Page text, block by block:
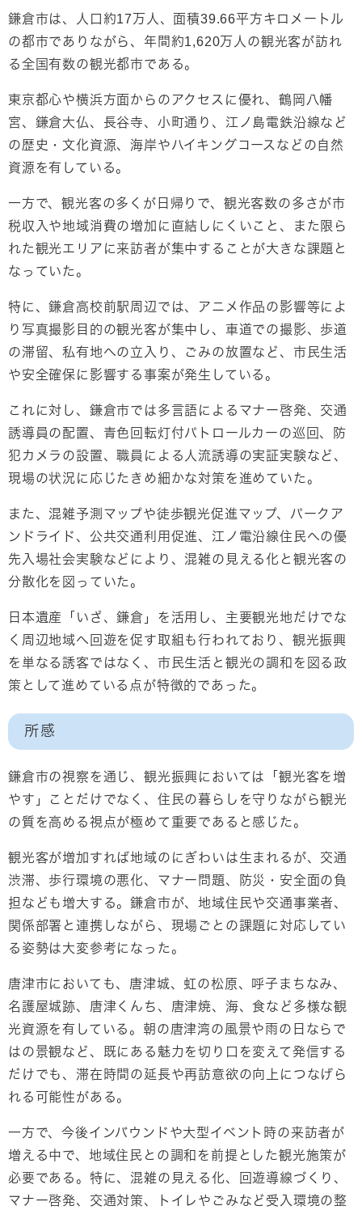
鎌倉市は、人口約17万人、面積39.66平方キロメートル
の都市でありながら、年間約1,620万人の観光客が訪れ
る全国有数の観光都市である。
東京都心や横浜方面からのアクセスに優れ、鶴岡八幡
宮、鎌倉大仏、長谷寺、小町通り、江ノ島電鉄沿線など
の歴史・文化資源、海岸やハイキングコースなどの自然
資源を有している。
一方で、観光客の多くが日帰りで、観光客数の多さが市
税収入や地域消費の増加に直結しにくいこと、また限ら
れた観光エリアに来訪者が集中することが大きな課題と
なっていた。
特に、鎌倉高校前駅周辺では、アニメ作品の影響等によ
り写真撮影目的の観光客が集中し、車道での撮影、歩道
の滞留、私有地への立入り、ごみの放置など、市民生活
や安全確保に影響する事案が発生している。
これに対し、鎌倉市では多言語によるマナー啓発、交通
誘導員の配置、青色回転灯付パトロールカーの巡回、防
犯カメラの設置、職員による人流誘導の実証実験など、
現場の状況に応じたきめ細かな対策を進めていた。
また、混雑予測マップや徒歩観光促進マップ、パークア
ンドライド、公共交通利用促進、江ノ電沿線住民への優
先入場社会実験などにより、混雑の見える化と観光客の
分散化を図っていた。
日本遺産「いざ、鎌倉」を活用し、主要観光地だけでな
く周辺地域へ回遊を促す取組も行われており、観光振興
を単なる誘客ではなく、市民生活と観光の調和を図る政
策として進めている点が特徴的であった。
所感
鎌倉市の視察を通じ、観光振興においては「観光客を増
やす」ことだけでなく、住民の暮らしを守りながら観光
の質を高める視点が極めて重要であると感じた。
観光客が増加すれば地域のにぎわいは生まれるが、交通
渋滞、歩行環境の悪化、マナー問題、防災・安全面の負
担なども増大する。鎌倉市が、地域住民や交通事業者、
関係部署と連携しながら、現場ごとの課題に対応してい
る姿勢は大変参考になった。
唐津市においても、唐津城、虹の松原、呼子まちなみ、
名護屋城跡、唐津くんち、唐津焼、海、食など多様な観
光資源を有している。朝の唐津湾の風景や雨の日ならで
はの景観など、既にある魅力を切り口を変えて発信する
だけでも、滞在時間の延長や再訪意欲の向上につなげら
れる可能性がある。
一方で、今後インバウンドや大型イベント時の来訪者が
増える中で、地域住民との調和を前提とした観光施策が
必要である。特に、混雑の見える化、回遊導線づくり、
マナー啓発、交通対策、トイレやごみなど受入環境の整